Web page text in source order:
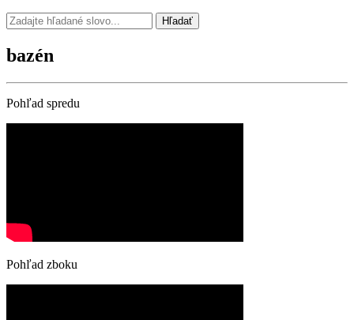
Hľadať
bazén
Pohľad spredu
Pohľad zboku